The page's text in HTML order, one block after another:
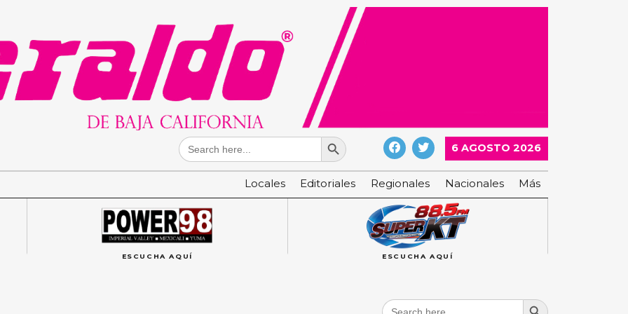
Search
for:
Search Button
6 AGOSTO 2026
Locales Editoriales Regionales Nacionales Más
ESCUCHA AQUÍ ESCUCHA AQUÍ
Search
Search Button